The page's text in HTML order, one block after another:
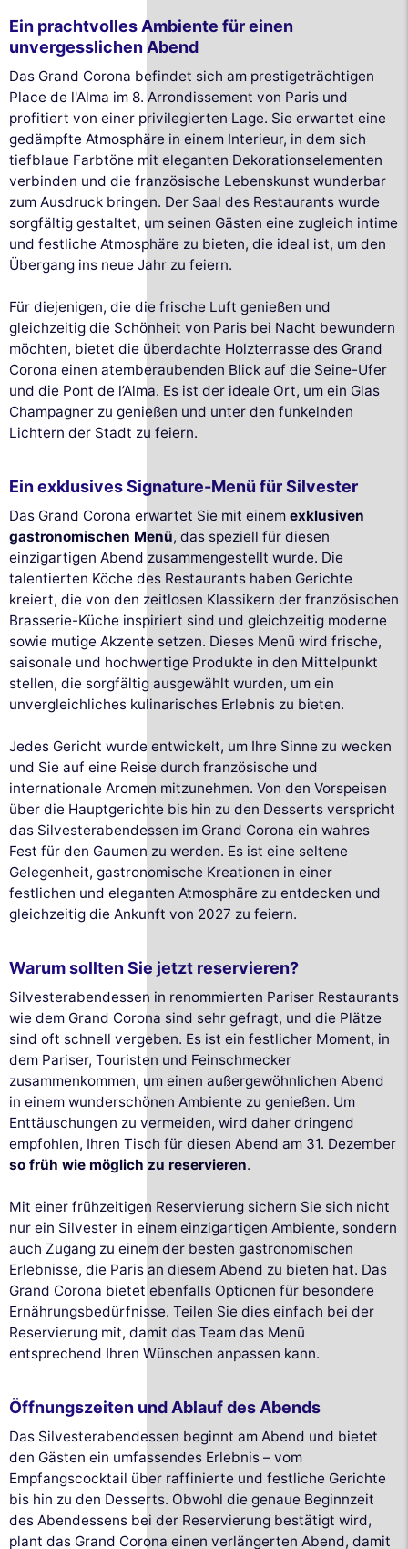
Ein prachtvolles Ambiente für einen
unvergesslichen Abend
Das Grand Corona befindet sich am prestigeträchtigen
Place de l'Alma im 8. Arrondissement von Paris und
profitiert von einer privilegierten Lage. Sie erwartet eine
gedämpfte Atmosphäre in einem Interieur, in dem sich
tiefblaue Farbtöne mit eleganten Dekorationselementen
verbinden und die französische Lebenskunst wunderbar
zum Ausdruck bringen. Der Saal des Restaurants wurde
sorgfältig gestaltet, um seinen Gästen eine zugleich intime
und festliche Atmosphäre zu bieten, die ideal ist, um den
Übergang ins neue Jahr zu feiern.
Für diejenigen, die die frische Luft genießen und
gleichzeitig die Schönheit von Paris bei Nacht bewundern
möchten, bietet die überdachte Holzterrasse des Grand
Corona einen atemberaubenden Blick auf die Seine-Ufer
und die Pont de l’Alma. Es ist der ideale Ort, um ein Glas
Champagner zu genießen und unter den funkelnden
Lichtern der Stadt zu feiern.
Ein exklusives Signature-Menü für Silvester
Das Grand Corona erwartet Sie mit einem exklusiven
gastronomischen Menü, das speziell für diesen
einzigartigen Abend zusammengestellt wurde. Die
talentierten Köche des Restaurants haben Gerichte
kreiert, die von den zeitlosen Klassikern der französischen
Brasserie-Küche inspiriert sind und gleichzeitig moderne
sowie mutige Akzente setzen. Dieses Menü wird frische,
saisonale und hochwertige Produkte in den Mittelpunkt
stellen, die sorgfältig ausgewählt wurden, um ein
unvergleichliches kulinarisches Erlebnis zu bieten.
Jedes Gericht wurde entwickelt, um Ihre Sinne zu wecken
und Sie auf eine Reise durch französische und
internationale Aromen mitzunehmen. Von den Vorspeisen
über die Hauptgerichte bis hin zu den Desserts verspricht
das Silvesterabendessen im Grand Corona ein wahres
Fest für den Gaumen zu werden. Es ist eine seltene
Gelegenheit, gastronomische Kreationen in einer
festlichen und eleganten Atmosphäre zu entdecken und
gleichzeitig die Ankunft von 2027 zu feiern.
Warum sollten Sie jetzt reservieren?
Silvesterabendessen in renommierten Pariser Restaurants
wie dem Grand Corona sind sehr gefragt, und die Plätze
sind oft schnell vergeben. Es ist ein festlicher Moment, in
dem Pariser, Touristen und Feinschmecker
zusammenkommen, um einen außergewöhnlichen Abend
in einem wunderschönen Ambiente zu genießen. Um
Enttäuschungen zu vermeiden, wird daher dringend
empfohlen, Ihren Tisch für diesen Abend am 31. Dezember
so früh wie möglich zu reservieren.
Mit einer frühzeitigen Reservierung sichern Sie sich nicht
nur ein Silvester in einem einzigartigen Ambiente, sondern
auch Zugang zu einem der besten gastronomischen
Erlebnisse, die Paris an diesem Abend zu bieten hat. Das
Grand Corona bietet ebenfalls Optionen für besondere
Ernährungsbedürfnisse. Teilen Sie dies einfach bei der
Reservierung mit, damit das Team das Menü
entsprechend Ihren Wünschen anpassen kann.
Öffnungszeiten und Ablauf des Abends
Das Silvesterabendessen beginnt am Abend und bietet
den Gästen ein umfassendes Erlebnis – vom
Empfangscocktail über raffinierte und festliche Gerichte
bis hin zu den Desserts. Obwohl die genaue Beginnzeit
des Abendessens bei der Reservierung bestätigt wird,
plant das Grand Corona einen verlängerten Abend, damit